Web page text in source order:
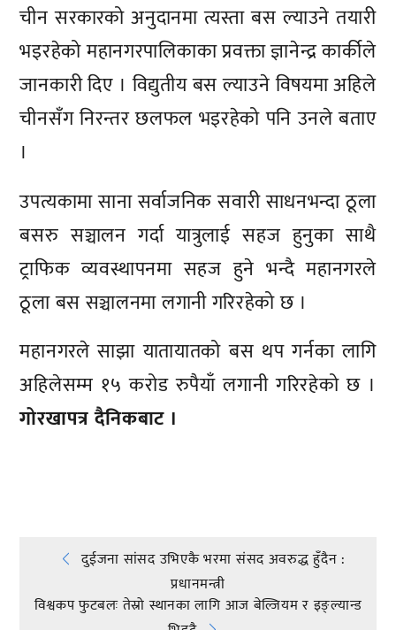
चीन सरकारको अनुदानमा त्यस्ता बस ल्याउने तयारी
भइरहेको महानगरपालिकाका प्रवक्ता ज्ञानेन्द्र कार्कीले
जानकारी दिए । विद्युतीय बस ल्याउने विषयमा अहिले
चीनसँग निरन्तर छलफल भइरहेको पनि उनले बताए
।
उपत्यकामा साना सर्वाजनिक सवारी साधनभन्दा ठूला
बसरु सञ्चालन गर्दा यात्रुलाई सहज हुनुका साथै
ट्राफिक व्यवस्थापनमा सहज हुने भन्दै महानगरले
ठूला बस सञ्चालनमा लगानी गरिरहेको छ ।
महानगरले साझा यातायातको बस थप गर्नका लागि
अहिलेसम्म १५ करोड रुपैयाँ लगानी गरिरहेको छ ।
गोरखापत्र दैनिकबाट ।
Postदुईजना सांसद उभिएकै भरमा संसद अवरुद्ध हुँदैन :
प्रधानमन्त्री
विश्वकप फुटबलः तेस्रो स्थानका लागि आज बेल्जियम र इङ्ल्यान्ड